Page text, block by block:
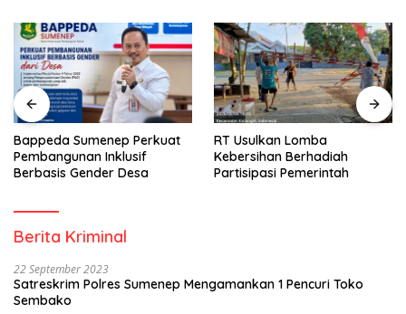
Bappeda Sumenep Perkuat
Pembangunan Inklusif
Berbasis Gender Desa
RT Usulkan Lomba
Kebersihan Berhadiah
Partisipasi Pemerintah
Berita Kriminal
22 September 2023
Satreskrim Polres Sumenep Mengamankan 1 Pencuri Toko
Sembako